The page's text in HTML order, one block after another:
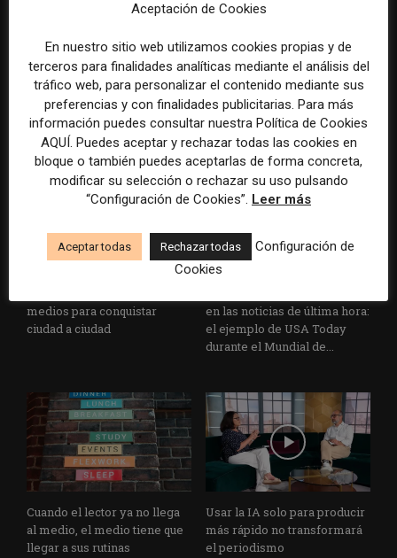
La bolsa ha borrado hasta el
grandes grupos de prensa
tradicionales
Los medios tienen audiencia,
pero no siempre comunidad:
cómo activar a los lectores
que siguen las noticias en
silencio
medios para conquistar
ciudad a ciudad
Cómo adelantarse a los
en las noticias de última hora:
el ejemplo de USA Today
durante el Mundial de...
Cuando el lector ya no llega
al medio, el medio tiene que
llegar a sus rutinas
Usar la IA solo para producir
más rápido no transformará
el periodismo
Aceptación de Cookies
En nuestro sitio web utilizamos cookies propias y de
terceros para finalidades analíticas mediante el análisis del
tráfico web, para personalizar el contenido mediante sus
preferencias y con finalidades publicitarias. Para más
información puedes consultar nuestra Política de Cookies
AQUÍ. Puedes aceptar y rechazar todas las cookies en
bloque o también puedes aceptarlas de forma concreta,
modificar su selección o rechazar su uso pulsando
“Configuración de Cookies”. Leer más
Aceptar todas Rechazar todas
Configuración de
Cookies